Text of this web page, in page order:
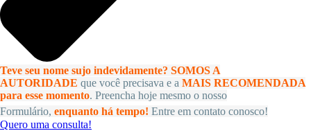
Teve seu nome sujo indevidamente? SOMOS A
AUTORIDADE que você precisava e a MAIS RECOMENDADA
para esse momento. Preencha hoje mesmo o nosso
Formulário, enquanto há tempo! Entre em contato conosco!
Quero uma consulta!